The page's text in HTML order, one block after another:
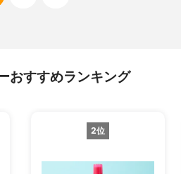
おすすめランキング
2位